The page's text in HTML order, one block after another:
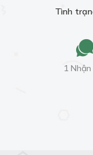
Tình
1